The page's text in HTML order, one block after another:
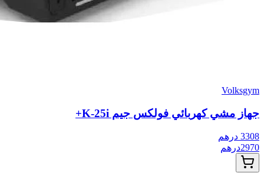
Volksgym
جهاز مشي كهربائي فولكس جيم K-25i+
3308 درهم
2970درهم